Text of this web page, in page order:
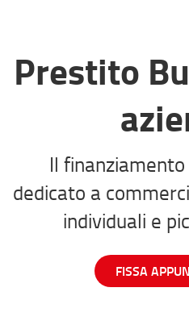
Prestito
Il
dedicato a
individuali e
FISSA